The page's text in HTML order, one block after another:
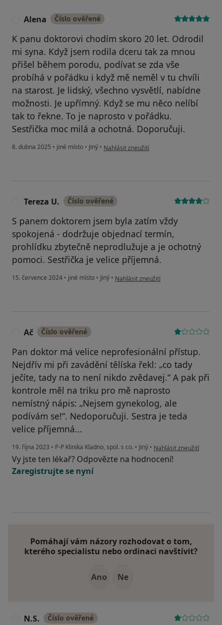
Alena Číslo ověřené
K panu doktorovi chodím skoro 20 let. Odrodil
mi syna. Když jsem rodila dceru tak za mnou
přišel během porodu, podívat se zda vše
probíhá v pořádku i když mě neměl v tu chvíli
na starost. Je lidský, všechno vysvětlí, nabídne
možnosti. Je upřímný. Když se mu něco nelíbí
tak to řekne. To je naprosto v pořádku.
Sestřička moc milá a ochotná. Doporučuji.
8. dubna 2025 • jiné místo • Jiný • podle názoru uživatele Alena
Nahlásit zneužití
Tereza U. Číslo ověřené
S panem doktorem jsem byla zatím vždy
spokojená - dodržuje objednací termín,
prohlídku zbytečně neprodlužuje a je ochotný
pomoci. Sestřička je velice příjemná.
15. července 2024 • jiné místo • Jiný • podle názoru uživatele Tereza U.
Nahlásit zneužití
Ač Číslo ověřené
Pan doktor má velice neprofesionální přístup.
Nejdřív mi při zavádění tělíska řekl: „co tady
ječíte, tady na to není nikdo zvědavej.“ A pak při
kontrole měl na triku pro mě naprosto
nemístný nápis: „Nejsem gynekolog, ale
podívám se!“. Nedoporučuji. Sestra je teda
velice příjemná...
19. října 2023 • P-P Klinika Kladno, spol. s r.o. • Jiný • podle názoru uživatele
Nahlásit zneužití
Vy jste ten lékař? Odpovězte na hodnocení!
Zaregistrujte se nyní
Pomáhají vám názory rozhodovat o tom,
kterého specialistu nebo ordinaci navštívit?
Ano Ne
N.S. Číslo ověřené